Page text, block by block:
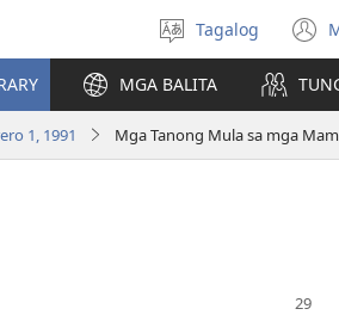
Pumili
ng
wika
Tagalog
MGA BALITA
1, 1991 Mga Tanong Mula sa mga